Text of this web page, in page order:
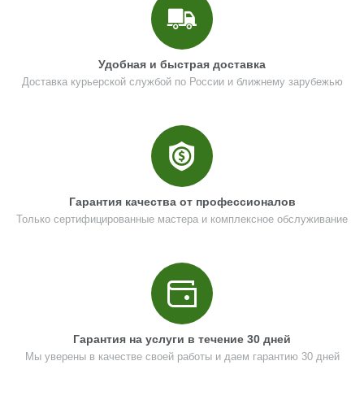
Удобная и быстрая доставка
Доставка курьерской службой по России и ближнему зарубежью
Гарантия качества от профессионалов
Только сертифицированные мастера и комплексное обслуживание
Гарантия на услуги в течение 30 дней
Мы уверены в качестве своей работы и даем гарантию 30 дней